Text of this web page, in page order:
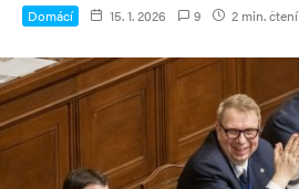
Domácí 15. 1. 2026 9 2 min. čtení